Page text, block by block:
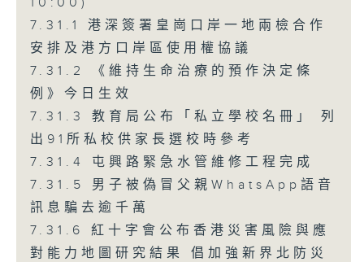
7.31.1 港深簽署皇崗口岸一地兩檢合作
安排及港方口岸區使用權協議
7.31.2 《維持生命治療的預作決定條
例》今日生效
7.31.3 教育局公布「私立學校名冊」 列
出91所私校供家長選校時參考
7.31.4 屯興路緊急水管維修工程完成
7.31.5 男子被偽冒父親WhatsApp語音
訊息騙去逾千萬
7.31.6 紅十字會公布香港災害風險與應
對能力地圖研究結果 倡加強新界北防災